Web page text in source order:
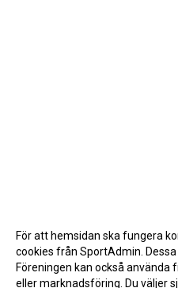
För att hemsidan ska fungera
cookies från SportAdmin.
Föreningen kan också använda
eller marknadsföring. Du väljer